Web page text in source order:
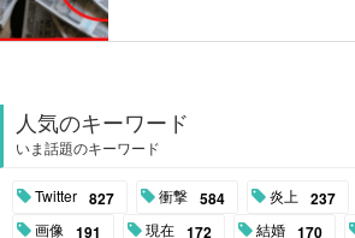
人気のキーワード
いま話題のキーワード
Twitter 827 衝撃 584 炎上 237
画像 191 現在 172 結婚 170